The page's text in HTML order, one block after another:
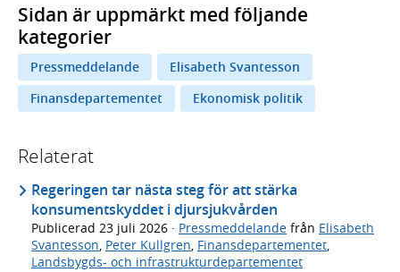
Sidan är uppmärkt med följande
kategorier
Pressmeddelande
Elisabeth Svantesson
Finansdepartementet
Ekonomisk politik
Relaterat
Regeringen tar nästa steg för att stärka
konsumentskyddet i djursjukvården
Publicerad 23 juli 2026 · Pressmeddelande från Elisabeth
Svantesson, Peter Kullgren, Finansdepartementet,
Landsbygds- och infrastrukturdepartementet